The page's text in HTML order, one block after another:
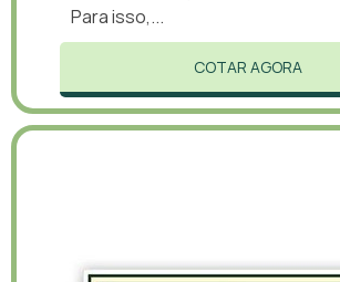
Para isso,...
COTAR AGORA